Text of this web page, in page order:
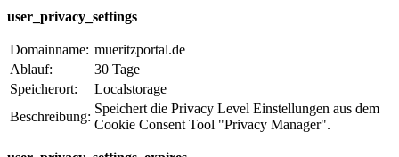
user_privacy_settings
Domainname: mueritzportal.de
Ablauf:
30 Tage
Speicherort:
Localstorage
Beschreibung:
Speichert die Privacy Level Einstellungen aus dem
Cookie Consent Tool "Privacy Manager".